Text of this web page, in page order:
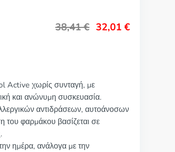
38,41€ 32,01 €
Active χωρίς συνταγή, με
και ανώνυμη συσκευασία.
αντιδράσεων, αυτοάνοσων
φαρμάκου βασίζεται σε
ημέρα, ανάλογα με την